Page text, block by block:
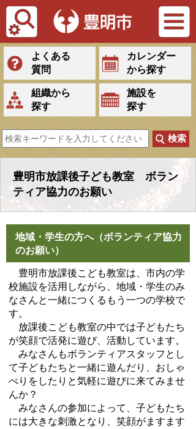
Tiếng Việt
よくある
質問
カレンダー
から探す
組織から
探す
施設を
探す
豊明市放課後子ども教室 ボラン
ティア協力のお願い
地域・学生の方へ（ボランティア協力
のお願い）
豊明市放課後こども教室は、市内の学
校施設を活用しながら、地域・学生のみ
なさんと一緒につくるもう一つの学校で
す。
放課後こども教室の中では子どもたち
が笑顔で活発に遊び、活動しています。
みなさんもボランティアスタッフとし
て子どもたちと一緒に遊んだり、おしゃ
べりをしたりと気軽に遊びに来てみませ
んか？
みなさんの参加によって、子どもたち
には大きな刺激となり、笑顔がますます